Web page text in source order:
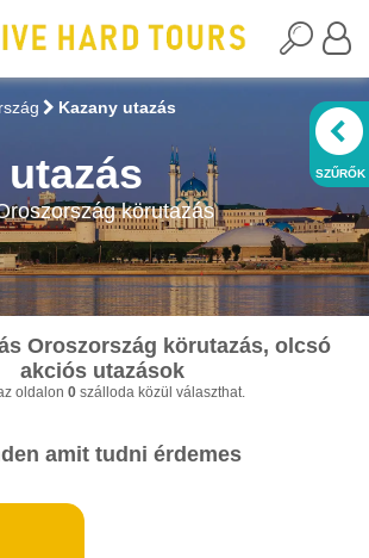
Kazany utazás
körutazás
Oroszország körutazás, olcsó
akciós utazások
oldalon 0 szálloda közül választhat.
amit tudni érdemes